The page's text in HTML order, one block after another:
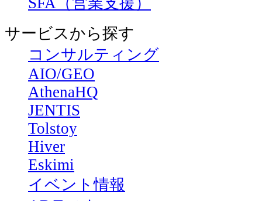
サービスから探す
コンサルティング
AIO/GEO
AthenaHQ
JENTIS
Tolstoy
Hiver
Eskimi
イベント情報